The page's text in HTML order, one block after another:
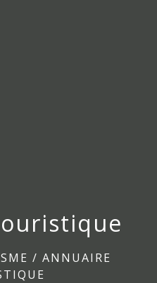
/ ANNUAIRE